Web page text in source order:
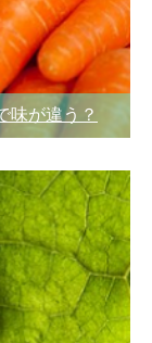
味が違う？